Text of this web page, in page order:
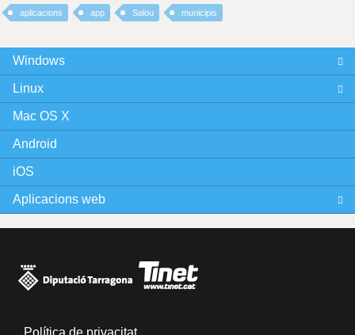
aplicacions app Salou municipis
Windows
Linux
Mac OS X
Android
iOS
Aplicacions web
Política de privacitat